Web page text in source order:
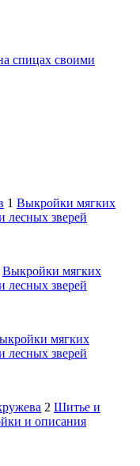
спицах своими
1 Выкройки мягких
лесных зверей
Выкройки мягких
лесных зверей
мягких
лесных зверей
2 Шитье и
и описания